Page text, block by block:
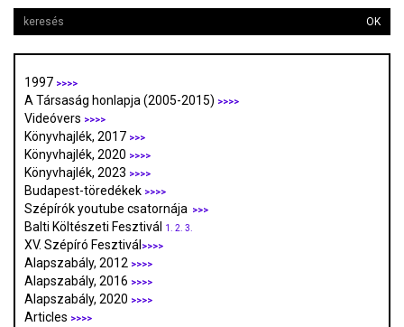
OK
1997 >>>>
A Társaság honlapja (2005-2015) >>>>
Videóvers >>>>
Könyvhajlék, 2017 >>>
Könyvhajlék, 2020 >>>>
Könyvhajlék, 2023 >>>>
Budapest-töredékek >>>>
Szépírók youtube csatornája >>>
Balti Költészeti Fesztivál 1. 2. 3.
XV. Szépíró Fesztivál >>>>
Alapszabály, 2012 >>>>
Alapszabály, 2016 >>>>
Alapszabály, 2020 >>>>
Articles >>>>